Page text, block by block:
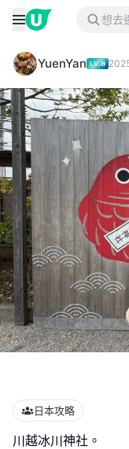
YuenYan
日本攻略
川越冰川神社。